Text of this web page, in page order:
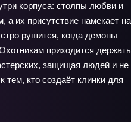
корпуса: столпы любви и
а их присутствие намекает на
рушится, когда демоны
приходится держать
защищая людей и не
тем, кто создаёт клинки для